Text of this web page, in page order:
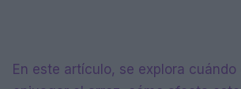
En este artículo, se explora cuándo